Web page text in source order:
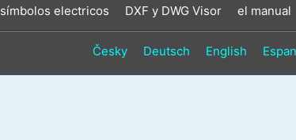
símbolos electricos DXF y DWG Visor el manual
Česky Deutsch English